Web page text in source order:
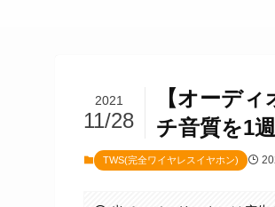
【オーデ
チ音質を1
2021
11/28
TWS(完全ワイヤレスイヤホン)